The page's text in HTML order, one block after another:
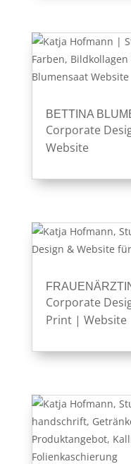
BETTINA
Corporate
Website
Corporate
Print| Website